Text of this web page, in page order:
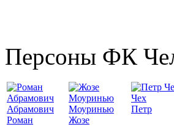
Персоны ФК
Абрамович
Роман
Моуринью
Жозе
Чех
Петр